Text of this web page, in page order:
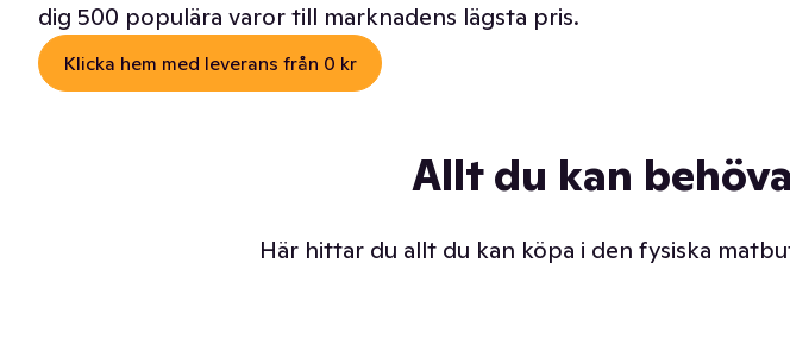
dig 500 populära varor till marknadens lägsta pris.
Klicka hem med leverans från 0 kr
Allt du kan
Här hittar du allt du kan köpa i den fysiska